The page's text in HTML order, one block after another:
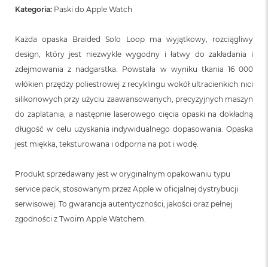
Kategoria: Paski do Apple Watch
Każda opaska Braided Solo Loop ma wyjątkowy, rozciągliwy
design, który jest niezwykle wygodny i łatwy do zakładania i
zdejmowania z nadgarstka. Powstała w wyniku tkania 16 000
włókien przędzy poliestrowej z recyklingu wokół ultracienkich nici
silikonowych przy użyciu zaawansowanych, precyzyjnych maszyn
do zaplatania, a następnie laserowego cięcia opaski na dokładną
długość w celu uzyskania indywidualnego dopasowania. Opaska
jest miękka, teksturowana i odporna na pot i wodę.
Produkt sprzedawany jest w oryginalnym opakowaniu typu
service pack, stosowanym przez Apple w oficjalnej dystrybucji
serwisowej. To gwarancja autentyczności, jakości oraz pełnej
zgodności z Twoim Apple Watchem.